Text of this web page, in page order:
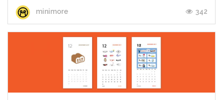
minimore 342